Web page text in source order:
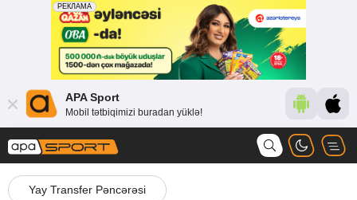
APA Sport
Mobil tətbiqimizi buradan yüklə!
Yay Transfer Pəncərəsi